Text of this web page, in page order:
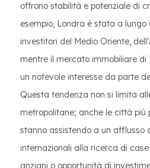
offrono stabilità e potenziale di
esempio, Londra è stata a
investitori del Medio Oriente,
mentre il mercato immobiliare di
un notevole interesse da parte
Questa tendenza non si limita
metropolitane; anche le città più
stanno assistendo a un afflusso
internazionali alla ricerca di
anziani o opportunità di